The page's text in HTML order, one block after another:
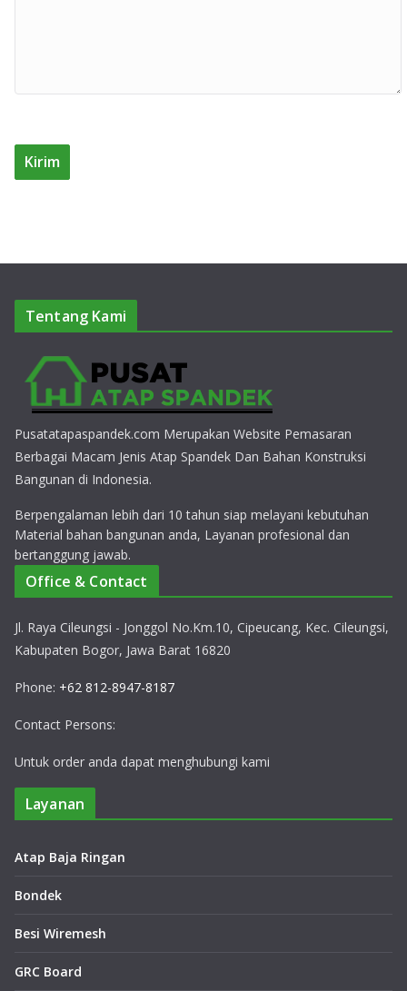
Tentang Kami
Pusatatapaspandek.com Merupakan Website Pemasaran
Berbagai Macam Jenis Atap Spandek Dan Bahan Konstruksi
Bangunan di Indonesia.
Berpengalaman lebih dari 10 tahun siap melayani kebutuhan
Material bahan bangunan anda, Layanan profesional dan
bertanggung jawab.
Office & Contact
Jl. Raya Cileungsi - Jonggol No.Km.10, Cipeucang, Kec. Cileungsi,
Kabupaten Bogor, Jawa Barat 16820
Phone: +62 812-8947-8187
Contact Persons:
Untuk order anda dapat menghubungi kami
Layanan
Atap Baja Ringan
Bondek
Besi Wiremesh
GRC Board